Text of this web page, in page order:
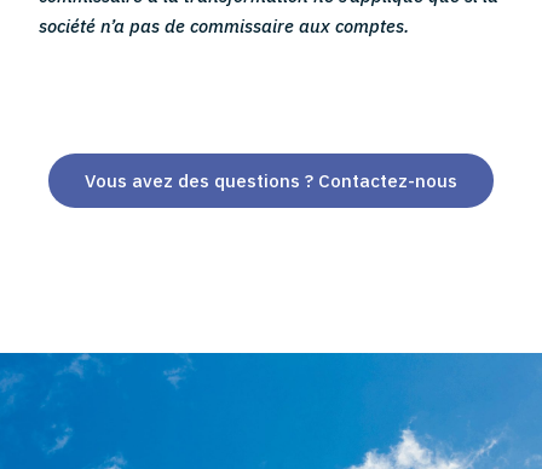
société n’a pas de commissaire aux comptes.
Vous avez des questions ? Contactez-nous